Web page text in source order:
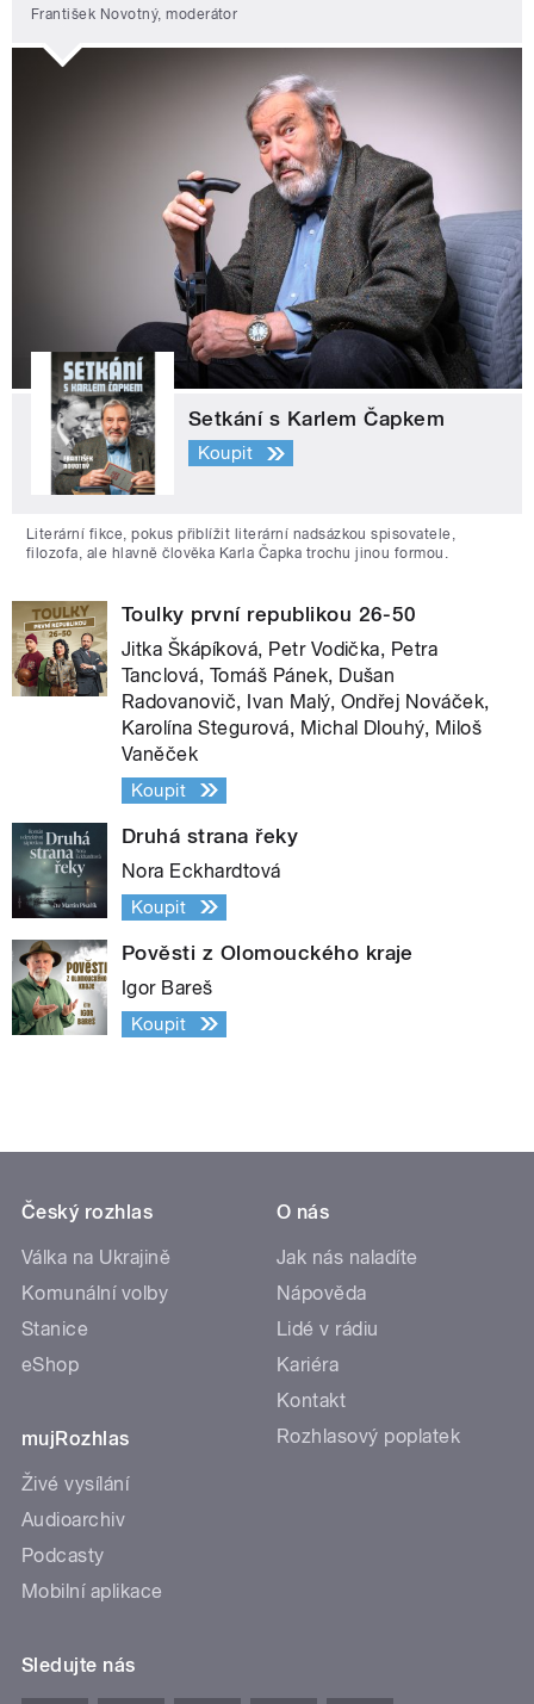
František Novotný, moderátor
Setkání s Karlem Čapkem
Koupit
Literární fikce, pokus přiblížit literární nadsázkou spisovatele,
filozofa, ale hlavně člověka Karla Čapka trochu jinou formou.
Toulky první republikou 26-50
Jitka Škápíková, Petr Vodička, Petra
Tanclová, Tomáš Pánek, Dušan
Radovanovič, Ivan Malý, Ondřej Nováček,
Karolína Stegurová, Michal Dlouhý, Miloš
Vaněček
Koupit
Druhá strana řeky
Nora Eckhardtová
Koupit
Pověsti z Olomouckého kraje
Igor Bareš
Koupit
Český rozhlas
Válka na Ukrajině
Komunální volby
Stanice
eShop
mujRozhlas
Živé vysílání
Audioarchiv
Podcasty
Mobilní aplikace
O nás
Jak nás naladíte
Nápověda
Lidé v rádiu
Kariéra
Kontakt
Rozhlasový poplatek
Sledujte nás